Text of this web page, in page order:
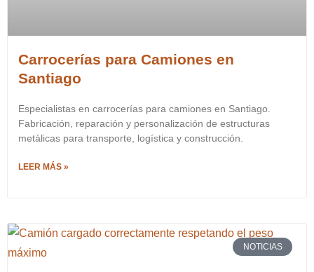
Carrocerías para Camiones en
Santiago
Especialistas en carrocerías para camiones en Santiago.
Fabricación, reparación y personalización de estructuras
metálicas para transporte, logística y construcción.
LEER MÁS »
NOTICIAS